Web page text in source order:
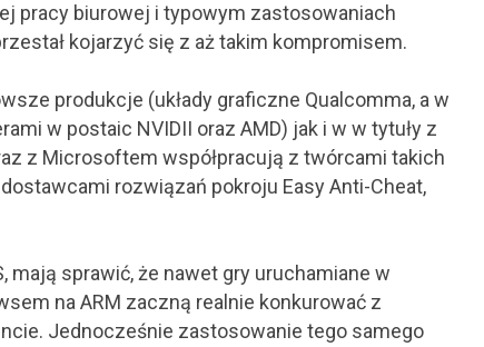
pracy biurowej i typowym zastosowaniach
kojarzyć się z aż takim kompromisem.
produkcje (układy graficzne Qualcomma, a w
w postaic NVIDII oraz AMD) jak i w w tytuły z
z Microsoftem współpracują z twórcami takich
rozwiązań pokroju Easy Anti-Cheat,
mają sprawić, że nawet gry uruchamiane w
na ARM zaczną realnie konkurować z
Jednocześnie zastosowanie tego samego